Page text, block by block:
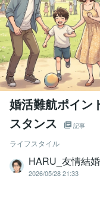
婚活難航ポイン
スタンス
記事
ライフスタイル
HARU_友情結
2026/05/28 21:33